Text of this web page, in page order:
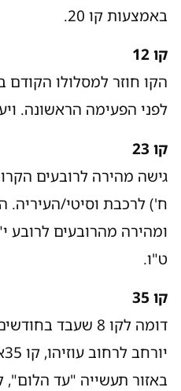
באמצעות קו 20.
קו 12
הקו חוזר למסלולו הקודם
לפני הפעימה הראשונה.
קו 23
גישה מהירה לרובעים
ח') לרכבת וסיטי/העיריה.
ומהירה מהרובעים לרובע
ט"ו.
קו 35
דומה לקו 8 שעבד
באזור תעשייה "עד הלום",